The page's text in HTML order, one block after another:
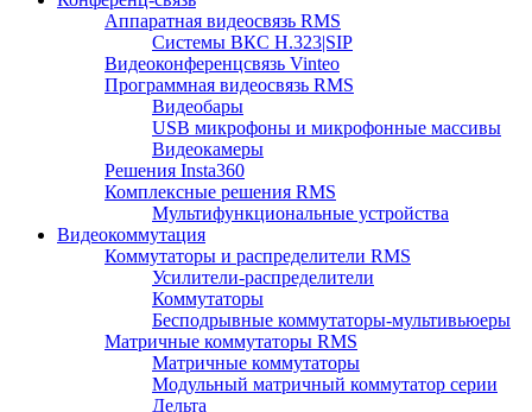
Аппаратная видеосвязь RMS
Системы ВКС H.323|SIP
Видеоконференцсвязь Vinteo
Программная видеосвязь RMS
Видеобары
USB микрофоны и микрофонные массивы
Видеокамеры
Решения Insta360
Комплексные решения RMS
Мультифункциональные устройства
Видеокоммутация
Коммутаторы и распределители RMS
Усилители-распределители
Коммутаторы
Бесподрывные коммутаторы-мультивьюеры
Матричные коммутаторы RMS
Матричные коммутаторы
Модульный матричный коммутатор серии
Дельта